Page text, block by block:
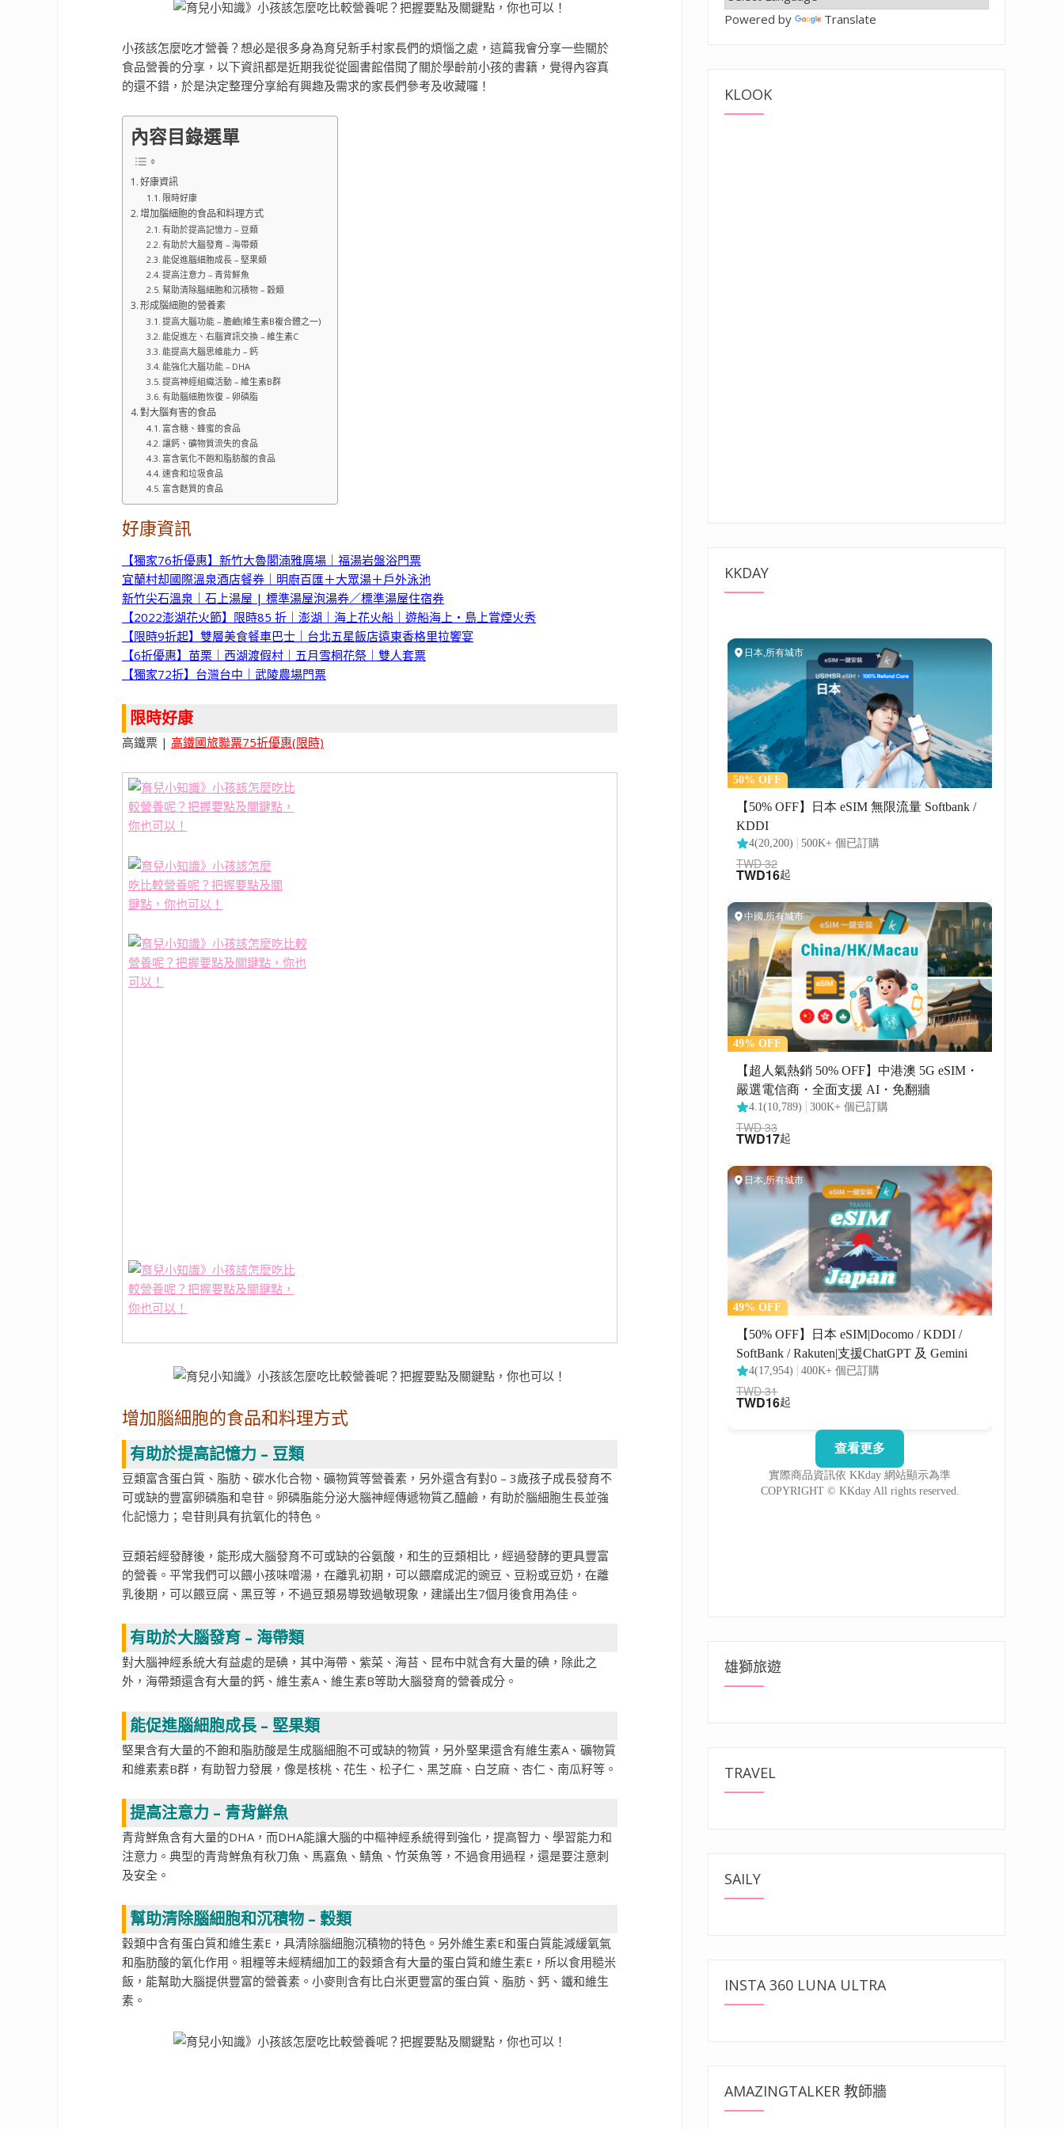
小孩該怎麼吃才營養？想必是很多身為育兒新手村家長們的煩惱之處，這篇我會分享一些關於
食品營養的分享，以下資訊都是近期我從從圖書館借閱了關於學齡前小孩的書籍，覺得內容真
的還不錯，於是決定整理分享給有興趣及需求的家長們參考及收藏囉！
內容目錄選單
好康資訊
限時好康
增加腦細胞的食品和料理方式
有助於提高記憶力 – 豆類
有助於大腦發育 – 海帶類
能促進腦細胞成長 – 堅果類
提高注意力 – 青背鮮魚
幫助清除腦細胞和沉積物 – 穀類
形成腦細胞的營養素
提高大腦功能 – 膽鹼(維生素B複合體之一)
能促進左、右腦資訊交換 – 維生素C
能提高大腦思維能力 – 鈣
能強化大腦功能 – DHA
提高神經組織活動 – 維生素B群
有助腦細胞恢復 – 卵磷脂
對大腦有害的食品
富含糖、蜂蜜的食品
讓鈣、礦物質流失的食品
富含氧化不飽和脂肪酸的食品
速食和垃圾食品
富含麩質的食品
好康資訊
【獨家76折優惠】新竹大魯閣湳雅廣場｜福湯岩盤浴門票
宜蘭村却國際溫泉酒店餐券｜明廚百匯＋大眾湯＋戶外泳池
新竹尖石溫泉｜石上湯屋 | 標準湯屋泡湯券／標準湯屋住宿券
【2022澎湖花火節】限時85 折｜澎湖｜海上花火船｜遊船海上・島上賞煙火秀
【限時9折起】雙層美食餐車巴士｜台北五星飯店遠東香格里拉饗宴
【6折優惠】苗栗｜西湖渡假村｜五月雪桐花祭｜雙人套票
【獨家72折】台灣台中｜武陵農場門票
限時好康
高鐵票 | 高鐵國旅聯票75折優惠(限時)
增加腦細胞的食品和料理方式
有助於提高記憶力 – 豆類
豆類富含蛋白質、脂肪、碳水化合物、礦物質等營養素，另外還含有對0 – 3歲孩子成長發育不
可或缺的豐富卵磷脂和皂苷。卵磷脂能分泌大腦神經傳遞物質乙醯鹼，有助於腦細胞生長並強
化記憶力；皂苷則具有抗氧化的特色。
豆類若經發酵後，能形成大腦發育不可或缺的谷氨酸，和生的豆類相比，經過發酵的更具豐富
的營養。平常我們可以餵小孩味噌湯，在離乳初期，可以餵磨成泥的豌豆、豆粉或豆奶，在離
乳後期，可以餵豆腐、黑豆等，不過豆類易導致過敏現象，建議出生7個月後食用為佳。
有助於大腦發育 – 海帶類
對大腦神經系統大有益處的是碘，其中海帶、紫菜、海苔、昆布中就含有大量的碘，除此之
外，海帶類還含有大量的鈣、維生素A、維生素B等助大腦發育的營養成分。
能促進腦細胞成長 – 堅果類
堅果含有大量的不飽和脂肪酸是生成腦細胞不可或缺的物質，另外堅果還含有維生素A、礦物質
和維素素B群，有助智力發展，像是核桃、花生、松子仁、黑芝麻、白芝麻、杏仁、南瓜籽等。
提高注意力 – 青背鮮魚
青背鮮魚含有大量的DHA，而DHA能讓大腦的中樞神經系統得到強化，提高智力、學習能力和
注意力。典型的青背鮮魚有秋刀魚、馬嘉魚、鯖魚、竹莢魚等，不過食用過程，還是要注意刺
及安全。
幫助清除腦細胞和沉積物 – 穀類
穀類中含有蛋白質和維生素E，具清除腦細胞沉積物的特色。另外維生素E和蛋白質能減緩氧氣
和脂肪酸的氧化作用。粗糧等未經精細加工的穀類含有大量的蛋白質和維生素E，所以食用糙米
飯，能幫助大腦提供豐富的營養素。小麥則含有比白米更豐富的蛋白質、脂肪、鈣、鐵和維生
素。
Powered by Translate
KLOOK
KKDAY
雄獅旅遊
TRAVEL
SAILY
INSTA 360 LUNA ULTRA
AMAZINGTALKER 教師牆